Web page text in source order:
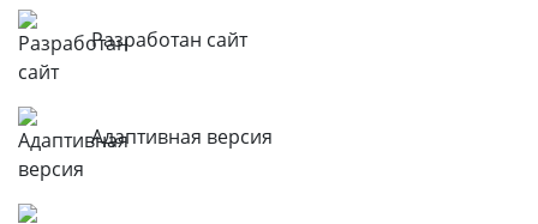
Разработан сайт
Адаптивная версия